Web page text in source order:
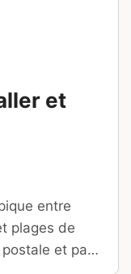
et
entre
plages de
et pays